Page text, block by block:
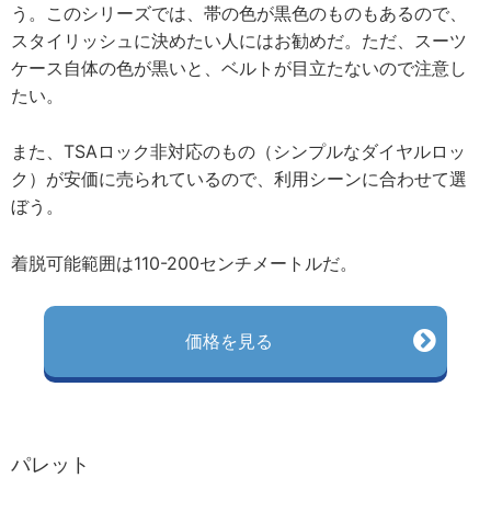
う。このシリーズでは、帯の色が黒色のものもあるので、
スタイリッシュに決めたい人にはお勧めだ。ただ、スーツ
ケース自体の色が黒いと、ベルトが目立たないので注意し
たい。
また、TSAロック非対応のもの（シンプルなダイヤルロッ
ク）が安価に売られているので、利用シーンに合わせて選
ぼう。
着脱可能範囲は110-200センチメートルだ。
価格を見る
パレット